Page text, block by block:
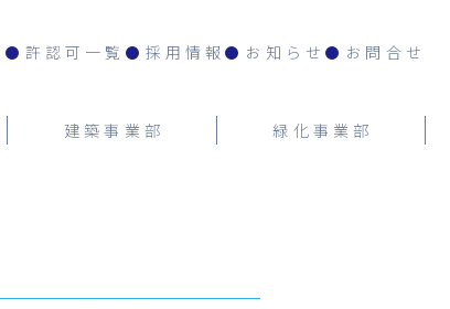
許認可一覧 採用情報 お知らせ お問合せ
建築事業部 緑化事業部